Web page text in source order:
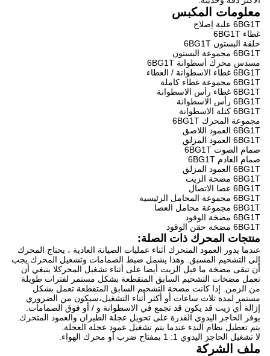
معلومات المكبس
6BG1T علبة إصلاح
غطاء 6BG1T
حلقة البستون 6BG1T
6BG1T مجموعة البستون
مسدس محرك أسطوانة 6BG1T
6BG1T غطاء الاسطوانة / الغطاء
6BG1T مجموعة غطاء كاملة
6BG1T غطاء رأس الاسطوانة
6BG1T رأس الاسطوانة
6BG1T كتلة الاسطوانة
مجموعة المحرك 6BG1T
6BG1T العمود اللاصق
6BG1T العمود المزلق
صمام الصوت 6BG1T
صمام العادم 6BG1T
6BG1T العمود المزلق
6BG1T مضخة الزيت
6BG1T عصا الاتصال
6BG1T مجموعة المحامل الرئيسية
6BG1T مجموعة محامل العصا
6BG1T مضخة الوقود
6BG1T مضخة حقن الوقود
منتجات المحرك ذات الصلة:
عندما يدور العمود المتحرك أثناء عمليات الصيانة العادية ، يحتاج المحرك
إلى التشحيم المسبق. وهذا يشمل ضبط الصمامات وتشغيل المحرك.يجب
أن تبقى مضخة ما قبل الزيت أيضا على أثناء تشغيل المحركلا ينبغي أن
تعمل مضخات التشحيم السابق المتقطعة بشكل مستمر لفترات طويلة
من الزمن. إذا كانت مضخة التشحيم السابق المتقطعة تعمل بشكل
مستمر لمدة ثلاث ساعات أو أكثر أثناء التشغيل،سيكون من الضروري
إزالة أي زيت قد يكون قد تجمع في الاسطوانة و / أو فوق الصمامات.
يوفر الحاجز اليدوي القدرة على تحويل عجلة الطيران والعمود المتحرك.
يتم تعطيل نظام البدء عندما يتم تشغيل عمود عجلة العجلة.
لا تشغيل الحاجز اليدوي 1: 1 بمفتاح ضرب أو محرك الهواء.
ملف الشركة